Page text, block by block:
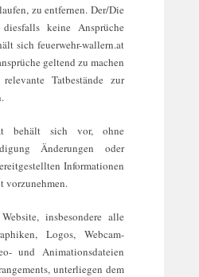
zu entfernen. Der/Die
keine Ansprüche
sich feuerwehr-wallern.at
geltend zu machen
Tatbestände zur
behält sich vor, ohne
Änderungen oder
Informationen
vorzunehmen.
insbesondere alle
Logos, Webcam-
und Animationsdateien
unterliegen dem